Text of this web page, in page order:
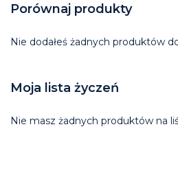
Porównaj produkty
Nie dodałeś żadnych produktów
Moja lista życzeń
Nie masz żadnych produktów na